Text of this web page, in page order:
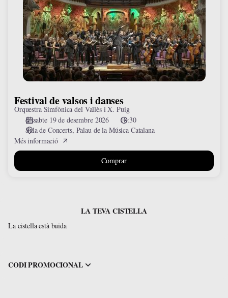
valsos
danses
Festival de valsos i danses
Orquestra Simfònica del Vallès i X. Puig
dissabte 19 de desembre 2026
18:30
Sala de Concerts Palau de la Música Catalana
Més informació
Comprar
LA TEVA CISTELLA
La cistella està buida
CODI PROMOCIONAL